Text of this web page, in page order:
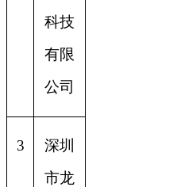
科技
有限
公司
3
深圳
市龙